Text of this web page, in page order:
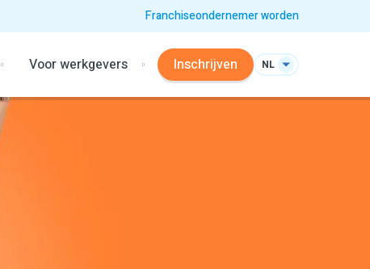
Franchiseondernemer worden
Voor werkgevers Inschrijven NL